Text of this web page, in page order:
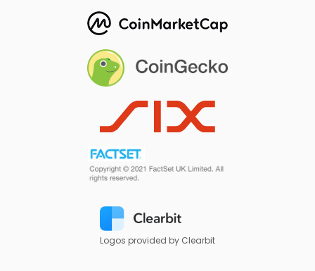
Logos provided by Clearbit